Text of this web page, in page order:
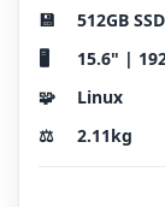
💾
512GB SSD
🖥️
15.6" |
🧩
Linux
⚖️
2.11kg